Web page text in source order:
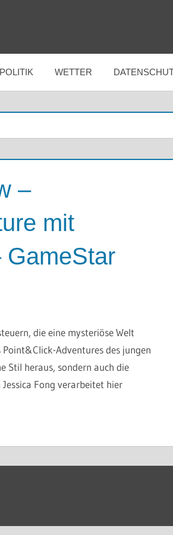
POLITIK WETTER
–
mit
GameStar
die eine mysteriöse Welt
Point&Click-Adventures des jungen
Stil heraus, sondern auch die
Fong verarbeitet hier